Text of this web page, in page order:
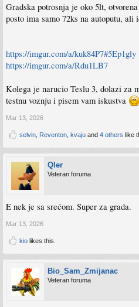
Gradska potrosnja je oko 5lt,
posto ima samo 72ks na autoputu, ali
https://imgur.com/a/kuk84P7#5Ep1gly
https://imgur.com/a/Rdu1LB7
Kolega je narucio Teslu 3, dolazi za
testnu voznju i pisem vam iskustva
Mar 13, 2026
selvin Reventon kvaju and 4 others like
Qler
Veteran foruma
E nek je sa srećom. Super za grada.
Mar 13, 2026
kio likes this.
Bio_Sam_Zmijanac
Veteran foruma